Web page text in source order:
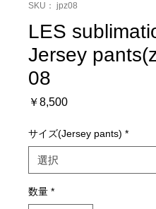
SKU： jpz08
LES
Jersey
08
￥8,500価
サイズ(Jersey pants) *
数量 *